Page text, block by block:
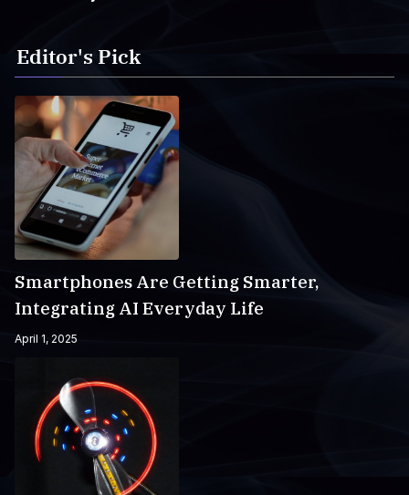
Editor's Pick
Smartphones Are Getting Smarter,
Integrating AI Everyday Life
April 1, 2025